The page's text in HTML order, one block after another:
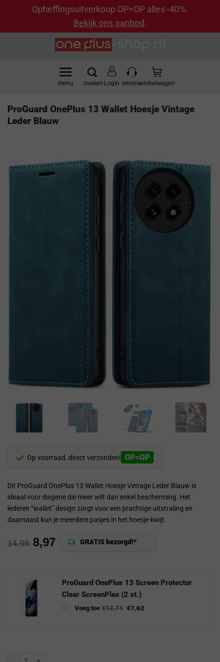
Opheffingsuitverkoop OP=OP alles -40%.
Bekijk ons aanbod.
Login
ProGuard OnePlus 13 Wallet Hoesje Vintage
Leder Blauw
Op voorraad, direct verzonden! OP=OP
Dit ProGuard OnePlus 13 Wallet Hoesje Vintage Leder Blauw is
ideaal voor diegene die meer wilt dan enkel bescherming. Het
lederen “wallet” design zorgt voor een prachtige uitstraling en
daarnaast kun je meerdere pasjes in het hoesje kwijt.
GRATIS bezorgd!*
14,95 8,97
ProGuard OnePlus 13 Screen Protector
Clear ScreenPlex (2 st.)
Voeg toe €12,71 €7,62